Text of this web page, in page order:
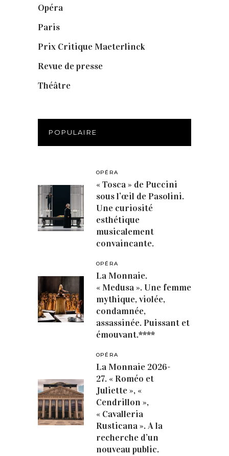
Opéra
Paris
Prix Critique Maeterlinck
Revue de presse
Théâtre
POPULAIRE
OPÉRA
« Tosca » de Puccini
sous l’œil de Pasolini.
Une curiosité
esthétique
musicalement
convaincante.
OPÉRA
La Monnaie.
« Medusa ». Une femme
mythique, violée,
condamnée,
assassinée. Puissant et
émouvant.****
OPÉRA
La Monnaie 2026-
27. « Roméo et
Juliette », «
Cendrillon »,
« Cavalleria
Rusticana ». A la
recherche d’un
nouveau public.